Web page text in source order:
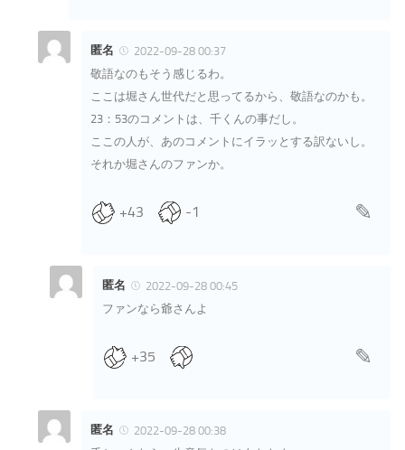
匿名
2022-09-28 00:37
敬語なのもそう感じるわ。
ここは堀さん世代だと思ってるから、敬語なのかも。
23：53のコメントは、千くんの事だし。
ここの人が、あのコメントにイラッとする訳ないし。
それか堀さんのファンか。
+43 -1
匿名
2022-09-28 00:45
ファンなら爺さんよ
+35
匿名
2022-09-28 00:38